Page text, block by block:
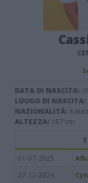
DATA DI NASCITA:
LUOGO DI NASCITA:
NAZIONALITÀ:
ALTEZZA: 187 cm
01-07-2025
27-12-2024